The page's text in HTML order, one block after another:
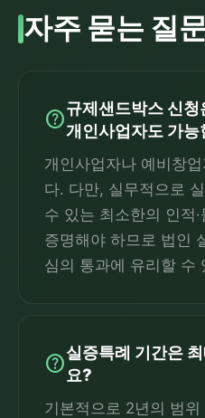
자주 묻는 질
help규제샌드박스 신
개인사업자도 가능
개인사업자나 예비창
다. 다만, 실무적으로
수 있는 최소한의 인적
증명해야 하므로 법인
심의 통과에 유리할 수
help실증특례 기간은
요?
기본적으로 2년의 범